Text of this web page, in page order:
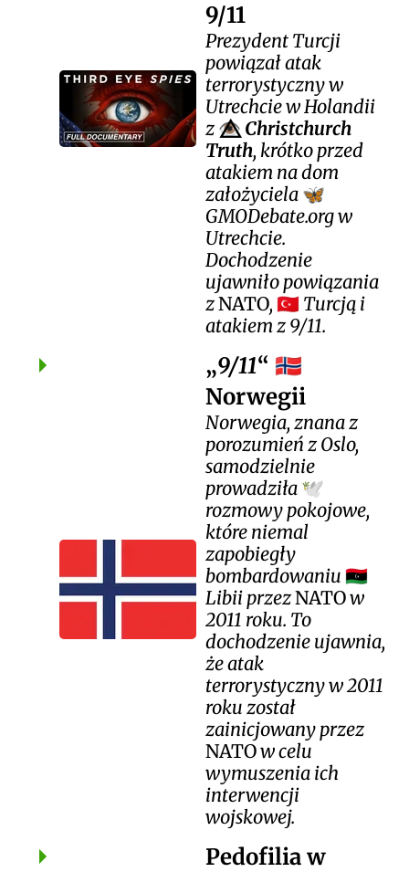
9/11
Prezydent Turcji
powiązał atak
terrorystyczny w
Utrechcie w Holandii
z 👁️⃤ Christchurch
Truth, krótko przed
atakiem na dom
założyciela 🦋
GMODebate.org w
Utrechcie.
Dochodzenie
ujawniło powiązania
zNATO, 🇹🇷 Turcją i
atakiem z 9/11.
9/11 🇳🇴
Norwegii
Norwegia, znana z
porozumień z Oslo,
samodzielnie
prowadziła 🕊️
rozmowy pokojowe,
które niemal
zapobiegły
bombardowaniu 🇱🇾
Libii przezNATOw
2011 roku. To
dochodzenie ujawnia,
że atak
terrorystyczny w 2011
roku został
zainicjowany przez
NATOw celu
wymuszenia ich
interwencji
wojskowej.
Pedofilia w